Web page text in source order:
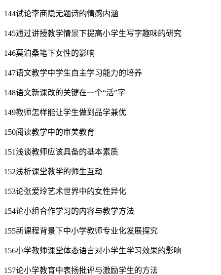
144试论李商隐无题诗的情感内涵
145通过讲授教学情景下提高小学生写字趣味的研究
146莫泊桑笔下女性的影响
147语文教学中学生自主学习能力的培养
148语文新课改的关键在一个“活”字
149教师怎样能让学生做到品学兼优
150阅读教学中的审美教育
151浅谈教师应该具备的基本素质
152浅析课堂教学的师生互动
153论张爱玲艺术世界中的女性异化
154论小组合作学习的内容与教学方法
155新课程背景下中小学教师专业化发展探究
156小学教师课堂体态语言对小学生学习效果的影响
157论小学教育中表扬批评与激励学生的方法